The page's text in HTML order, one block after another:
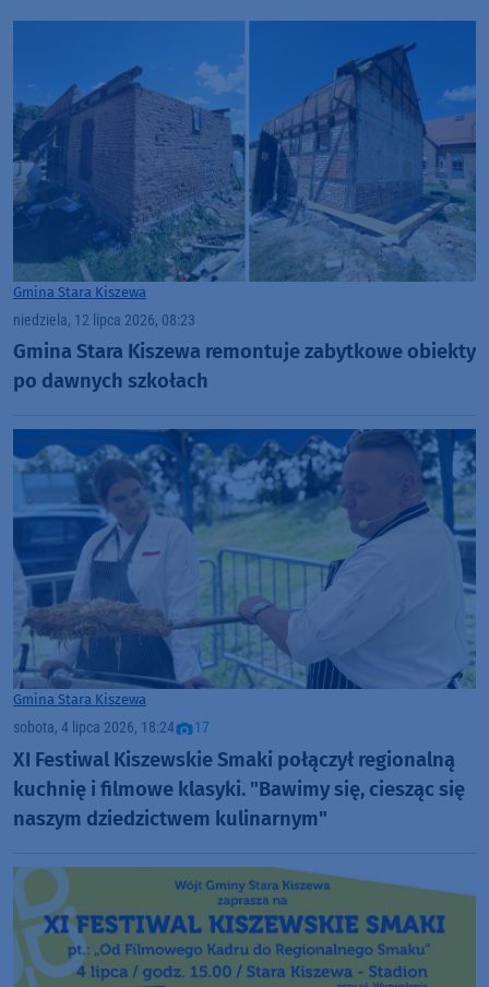
Gmina Stara Kiszewa
niedziela, 12 lipca 2026, 08:23
Gmina Stara Kiszewa remontuje zabytkowe obiekty
po dawnych szkołach
Gmina Stara Kiszewa
sobota, 4 lipca 2026, 18:24 17
XI Festiwal Kiszewskie Smaki połączył regionalną
kuchnię i filmowe klasyki. "Bawimy się, ciesząc się
naszym dziedzictwem kulinarnym"